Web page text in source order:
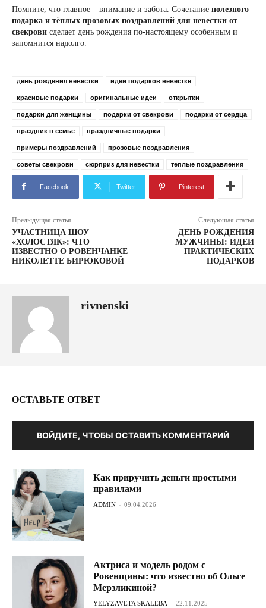
Помните, что главное – внимание и забота. Сочетание полезного
подарка и тёплых прозовых поздравлений для невестки от
свекрови сделает день рождения по-настоящему особенным и
запомнится надолго.
день рождения невестки идеи подарков невестке
красивые подарки оригинальные идеи открытки
подарки для женщины подарки от свекрови подарки от сердца
праздник в семье праздничные подарки
примеры поздравлений прозовые поздравления
советы свекрови сюрприз для невестки тёплые поздравления
Facebook Twitter Pinterest
Предыдущая статья
УЧАСТНИЦА ШОУ
«ХОЛОСТЯК»: ЧТО
ИЗВЕСТНО О РОВЕНЧАНКЕ
НИКОЛЕТТЕ БИРЮКОВОЙ
Следующая статья
ДЕНЬ РОЖДЕНИЯ
МУЖЧИНЫ: ИДЕИ
ПРАКТИЧЕСКИХ
ПОДАРКОВ
rivnenski
ОСТАВЬТЕ ОТВЕТ
ВОЙДИТЕ, ЧТОБЫ ОСТАВИТЬ КОММЕНТАРИЙ
Как приручить деньги простыми
правилами
ADMIN - 09.04.2026
Актриса и модель родом с
Ровенщины: что известно об Ольге
Мерзликиной?
YELYZAVETA SKALEBA - 22.11.2025